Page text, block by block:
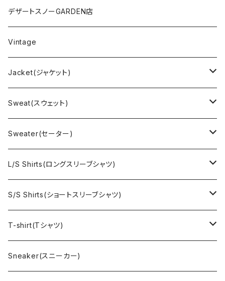
デザートスノーGARDEN店
Vintage
Jacket(ジャケット)
US Military(ユーエスミリタリー)
EURO Military(ユーロミリタリー）
Ralph Laurne(ラルフローレン)
Denim jacket(デニムジャケット)
Vest(ベスト)
Outdoor(アウトドア)
Sweat(スウェット)
Champion(チャンピオン)
Reverse Weave(リバースウィーブ)
Sports sweat(スポーツ スウェット)
Character(キャラクター)
Lee （リー）
Sweater(セーター)
Ralph Lauren(ラルフローレン)
Brand(ブランド)
LACOSTE(ラコステ)
Cardigan(カーディガン)
L/S Shirts(ロングスリーブシャツ)
Ralph Lauren(ラルフローレン)
Brooks Brothers(ブルックスブラザーズ)
Military（ミリタリー）
S/S Shirts(ショートスリーブシャツ)
Ralph Lauren (ラルフローレン)
Hawaiian(ハワイアン)
T-shirt(Tシャツ)
Champion(チャンピオン)
Sneaker(スニーカー)